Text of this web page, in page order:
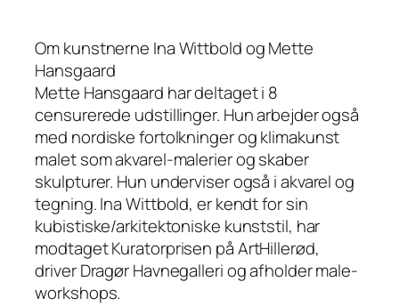
Om kunstnerne Ina Wittbold og Mette
Hansgaard
Mette Hansgaard har deltaget i 8
censurerede udstillinger. Hun arbejder også
med nordiske fortolkninger og klimakunst
malet som akvarel-malerier og skaber
skulpturer. Hun underviser også i akvarel og
tegning. Ina Wittbold, er kendt for sin
kubistiske/arkitektoniske kunststil, har
modtaget Kuratorprisen på ArtHillerød,
driver Dragør Havnegalleri og afholder male-
workshops.